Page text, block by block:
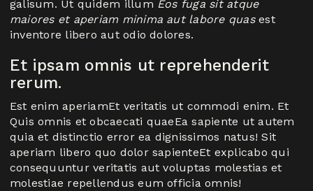
galisum. Ut quidem illum Eos fuga sit atque
maiores et aperiam minima aut labore quasest
inventore libero aut odio dolores.
Et ipsam omnis ut reprehenderit
rerum.
Est enim aperiamEt veritatis ut commodi enim. Et
Quis omnis et obcaecati quaeEa sapiente ut autem
quia et distinctio error ea dignissimos natus! Sit
aperiam libero quo dolor sapienteEt explicabo qui
consequuntur veritatis aut voluptas molestias et
molestiae repellendus eum officia omnis!